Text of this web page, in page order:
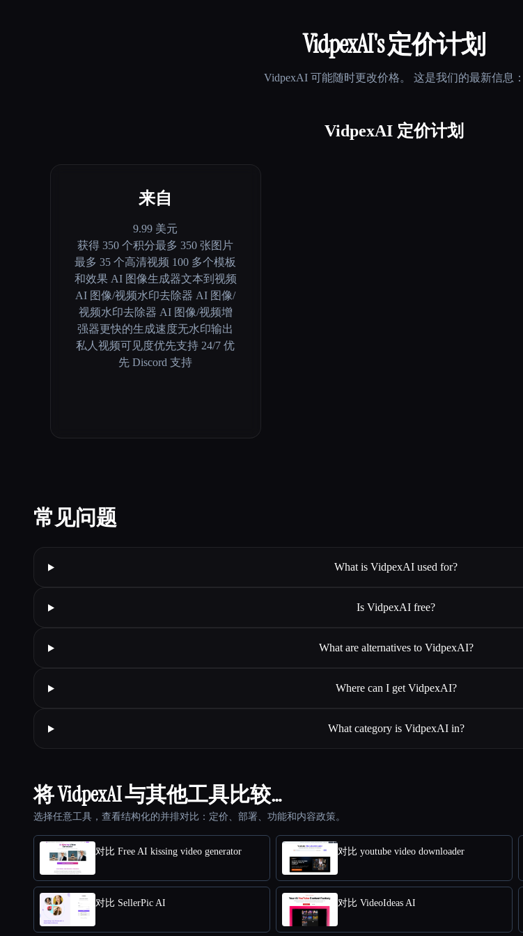
VidpexAI's 定价计划
VidpexAI可能随时更改价格。 这是我们的最新信息：
VidpexAI 定价计划
来自
9.99 美元
获得 350 个积分最多 350 张图片
最多 35 个高清视频 100 多个模板
和效果 AI 图像生成器文本到视频
AI 图像/视频水印去除器 AI 图像/
视频水印去除器 AI 图像/视频增
强器更快的生成速度无水印输出
私人视频可见度优先支持 24/7 优
先 Discord 支持
常见问题
What is VidpexAI used for?
Is VidpexAI free?
What are alternatives to VidpexAI?
Where can I get VidpexAI?
What category is VidpexAI in?
将 VidpexAI 与其他工具比较…
选择任意工具，查看结构化的并排对比：定价、部署、功能和内容政策。
对比 Free AI kissing video generator 对比 youtube video downloader
对比 SellerPic AI 对比 VideoIdeas AI